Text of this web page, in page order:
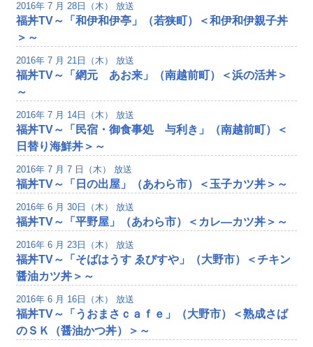
2016年 7 月 28日（木） 放送
福丼TV～「和伊和伊亭」（若狭町）＜和伊和伊親子丼
＞～
2016年 7 月 21日（木） 放送
福丼TV～「網元 あお来」（南越前町）＜浜の活丼＞
～
2016年 7 月 14日（木） 放送
福丼TV～「民宿・御食事処 与利き」（南越前町）＜
日替り海鮮丼＞～
2016年 7 月 7 日（木） 放送
福丼TV～「日の出屋」（あわら市）＜玉子カツ丼＞～
2016年 6 月 30日（木） 放送
福丼TV～「平野屋」（あわら市）＜カレ―カツ丼＞～
2016年 6 月 23日（木） 放送
福丼TV～「そばはうす ゑびすや」（大野市）＜チキン
醤油カツ丼＞～
2016年 6 月 16日（木） 放送
福丼TV～「うおまさｃａｆｅ」（大野市）＜熟成さば
のＳＫ（醤油かつ丼）＞～